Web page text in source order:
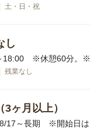
土・日・祝
し
18:00 ※休憩60分。※9
残業なし
3ヶ月以上）
17～長期 ※開始日